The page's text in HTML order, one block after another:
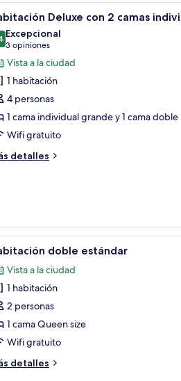
una silla, un televisor y unaHabitación
9 Deluxe con 2 camas
de 10
Excepcional
3 opiniones
(3
opiniones)
Vista a la ciudad
1 habitación
4 personas
1 cama individual grande y 1 cama doble
Wifi gratuito
detalles
habitación.una silla y un televisor.Habitación
35 doble estándar
Vista a la ciudad
1 habitación
2 personas
1 cama Queen size
Wifi gratuito
detalles